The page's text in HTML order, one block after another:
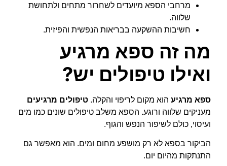
מרחבי הספא מיועדים לשחרור מתחים ולתחושת
שלווה.
חשיבות ההשקעה בבריאות הנפשית והפיזית.
מה זה ספא מרגיע
ואילו טיפולים יש?
ספא מרגיע הוא מקום לריפוי והקלה. טיפולים מרגיעים
מעניקים שלווה ורוגע. הספא משלב טיפולים שונים כמו מים
ועיסוי, כולם לשיפור הנפש והגוף.
הביקור בספא לא רק מושפע מחום ומים. הוא מאפשר גם
התנתקות מהיום יום.